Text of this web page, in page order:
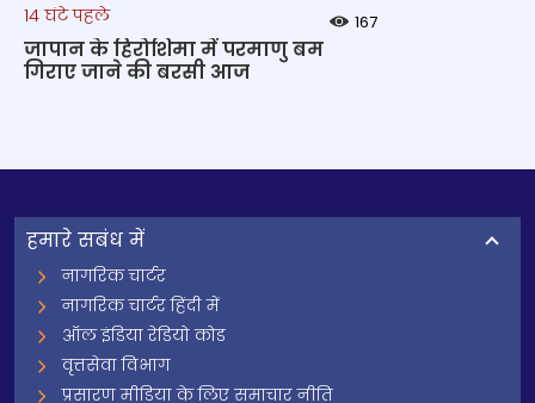
14 घंटे पहले 167
जापान के हिरोशिमा में परमाणु बम
गिराए जाने की बरसी आज
हमारे सबंध में
नागरिक चार्टर
नागरिक चार्टर हिंदी में
ऑल इंडिया रेडियो कोड
वृत्तसेवा विभाग
प्रसारण मीडिया के लिए समाचार नीति